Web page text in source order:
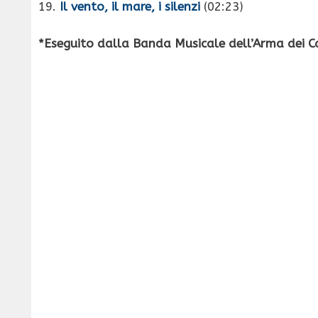
19. Il vento, il mare, i silenzi (02:23)
*Eseguito dalla Banda Musicale dell’Arma dei